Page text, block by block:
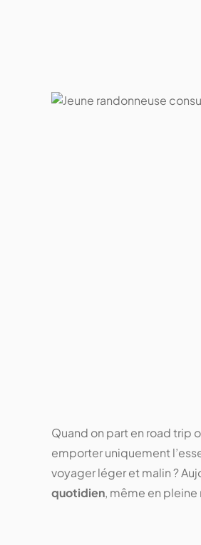
Quand on part en road trip
emporter uniquement
voyager léger et malin ?
quotidien, même en pleine